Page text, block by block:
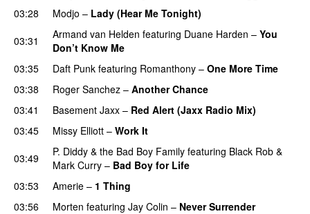
03:28
Modjo – Lady (Hear Me Tonight)
03:31
Armand van Helden featuring Duane Harden – You
Don’t Know Me
03:35
Daft Punk featuring Romanthony – One More Time
03:38
Roger Sanchez – Another Chance
03:41 Basement Jaxx – Red Alert (Jaxx Radio Mix)
03:45 Missy Elliott – Work It
03:49
P. Diddy & the Bad Boy Family featuring Black Rob &
Mark Curry – Bad Boy for Life
03:53
Amerie – 1 Thing
03:56
Morten featuring Jay Colin – Never Surrender